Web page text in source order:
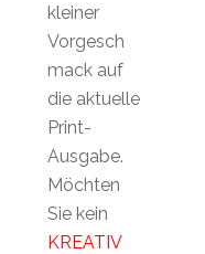
kleiner
Vorgesch
mack auf
die aktuelle
Print-
Ausgabe.
Möchten
Sie kein
KREATIV